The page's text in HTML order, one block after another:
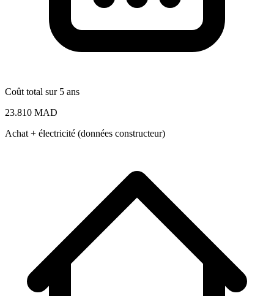
Coût total sur 5 ans
23.810 MAD
Achat + électricité (données constructeur)